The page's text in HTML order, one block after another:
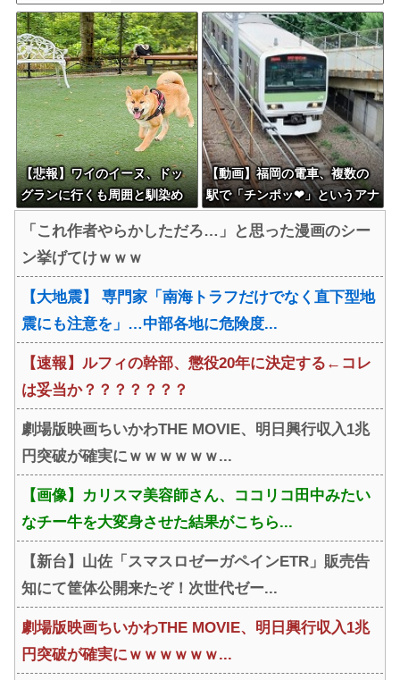
【悲報】ワイのイーヌ、ドッ
グランに行くも周囲と馴染め
【動画】福岡の電車、複数の
駅で「チンポッ❤」というアナ
www
「これ作者やらかしただろ…」と思った漫画のシー
ン挙げてけｗｗｗ
【大地震】 専門家「南海トラフだけでなく直下型地
震にも注意を」…中部各地に危険度...
【速報】ルフィの幹部、懲役20年に決定する←コレ
は妥当か？？？？？？？
劇場版映画ちいかわTHE MOVIE、明日興行収入1兆
円突破が確実にｗｗｗｗｗｗ...
【画像】カリスマ美容師さん、ココリコ田中みたい
なチー牛を大変身させた結果がこちら...
【新台】山佐「スマスロゼーガペインETR」販売告
知にて筐体公開来たぞ！次世代ゼー...
劇場版映画ちいかわTHE MOVIE、明日興行収入1兆
円突破が確実にｗｗｗｗｗｗ...